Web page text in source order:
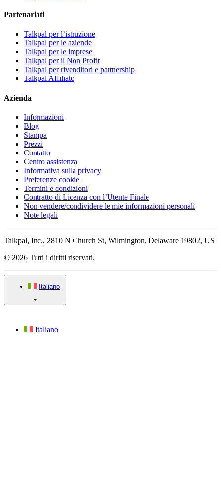
Partenariati
Talkpal per l’istruzione
Talkpal per le aziende
Talkpal per le imprese
Talkpal per il Non Profit
Talkpal per rivenditori e partnership
Talkpal Affiliato
Azienda
Informazioni
Blog
Stampa
Prezzi
Contatto
Centro assistenza
Informativa sulla privacy
Preferenze cookie
Termini e condizioni
Contratto di Licenza con l’Utente Finale
Non vendere/condividere le mie informazioni personali
Note legali
Talkpal, Inc., 2810 N Church St, Wilmington, Delaware 19802, US
© 2026 Tutti i diritti riservati.
Italiano
Italiano